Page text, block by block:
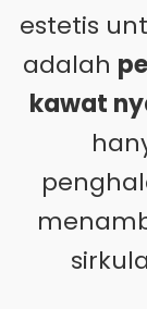
estetis
adalah
kawat